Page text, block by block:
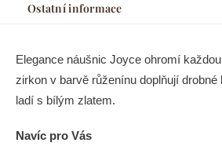
Ostatní informace
Elegance náušnic Joyce ohromí
zirkon v barvě růženínu doplňují
ladí s bílým zlatem.
Navíc pro Vás